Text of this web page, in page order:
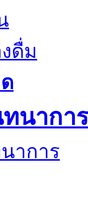
ดื่ม
นาการ